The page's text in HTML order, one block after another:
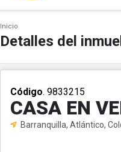
Inicio
Detalles del
Código. 9833215
CASA EN
Barranquilla, Atlántico,